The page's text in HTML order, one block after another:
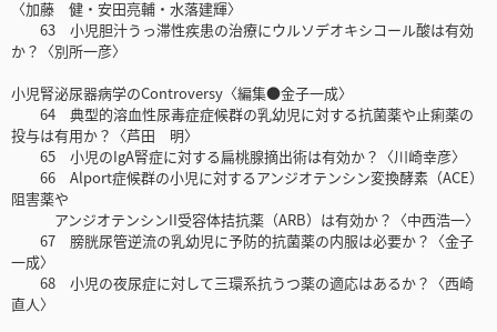
〈加藤 健・安田亮輔・水落建輝〉
63 小児胆汁うっ滞性疾患の治療にウルソデオキシコール酸は有効
か？〈別所一彦〉
小児腎泌尿器病学のControversy〈編集●金子一成〉
64 典型的溶血性尿毒症症候群の乳幼児に対する抗菌薬や止痢薬の
投与は有用か？〈芦田 明〉
65 小児のIgA腎症に対する扁桃腺摘出術は有効か？〈川崎幸彦〉
66 Alport症候群の小児に対するアンジオテンシン変換酵素（ACE）
阻害薬や
アンジオテンシンII受容体拮抗薬（ARB）は有効か？〈中西浩一〉
67 膀胱尿管逆流の乳幼児に予防的抗菌薬の内服は必要か？〈金子
一成〉
68 小児の夜尿症に対して三環系抗うつ薬の適応はあるか？〈西崎
直人〉